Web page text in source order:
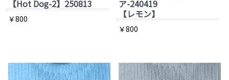
【Hot Dog-2】250813
￥800
ア-240419
【レモン】
￥800